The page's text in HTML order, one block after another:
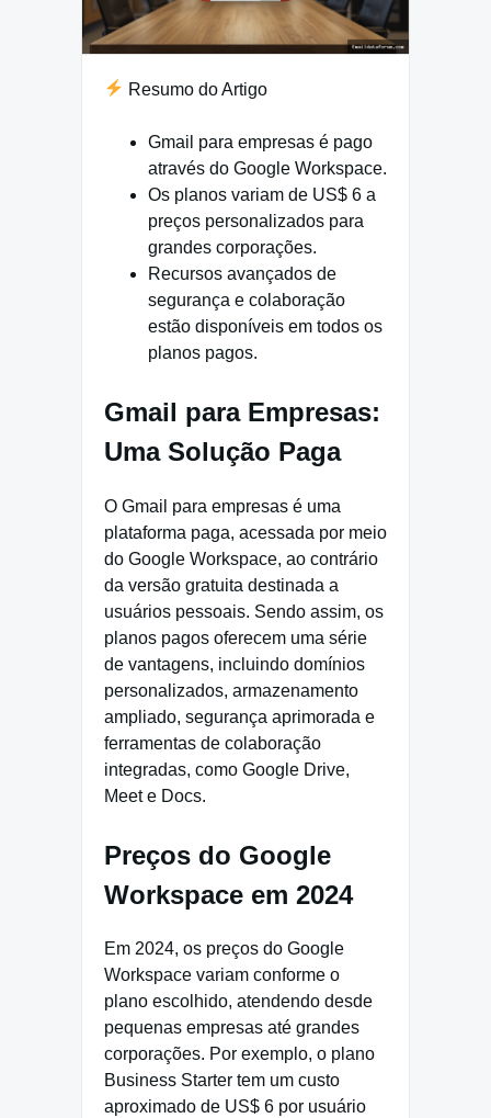
Resumo do Artigo
Gmail para empresas é pago
através do Google Workspace.
Os planos variam de US$ 6 a
preços personalizados para
grandes corporações.
Recursos avançados de
segurança e colaboração
estão disponíveis em todos os
planos pagos.
Gmail para Empresas:
Uma Solução Paga
O Gmail para empresas é uma
plataforma paga, acessada por meio
do Google Workspace, ao contrário
da versão gratuita destinada a
usuários pessoais. Sendo assim, os
planos pagos oferecem uma série
de vantagens, incluindo domínios
personalizados, armazenamento
ampliado, segurança aprimorada e
ferramentas de colaboração
integradas, como Google Drive,
Meet e Docs.
Preços do Google
Workspace em 2024
Em 2024, os preços do Google
Workspace variam conforme o
plano escolhido, atendendo desde
pequenas empresas até grandes
corporações. Por exemplo, o plano
Business Starter tem um custo
aproximado de US$ 6 por usuário